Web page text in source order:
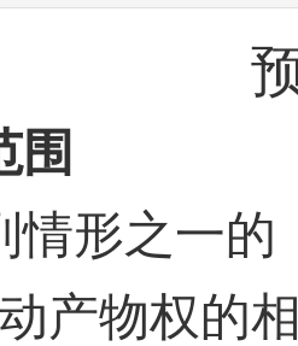
围
情形之一的
产物权的